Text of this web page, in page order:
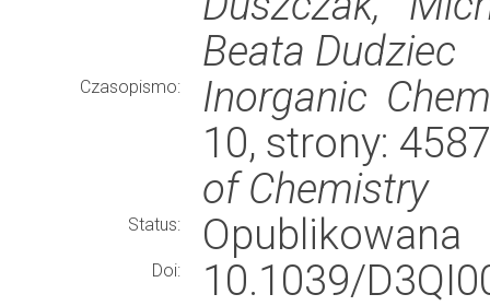
Beata Dudziec
Czasopismo:
Inorganic
10, strony:
of Chemistry
Status: Opublikowana
Doi: 10.1039/